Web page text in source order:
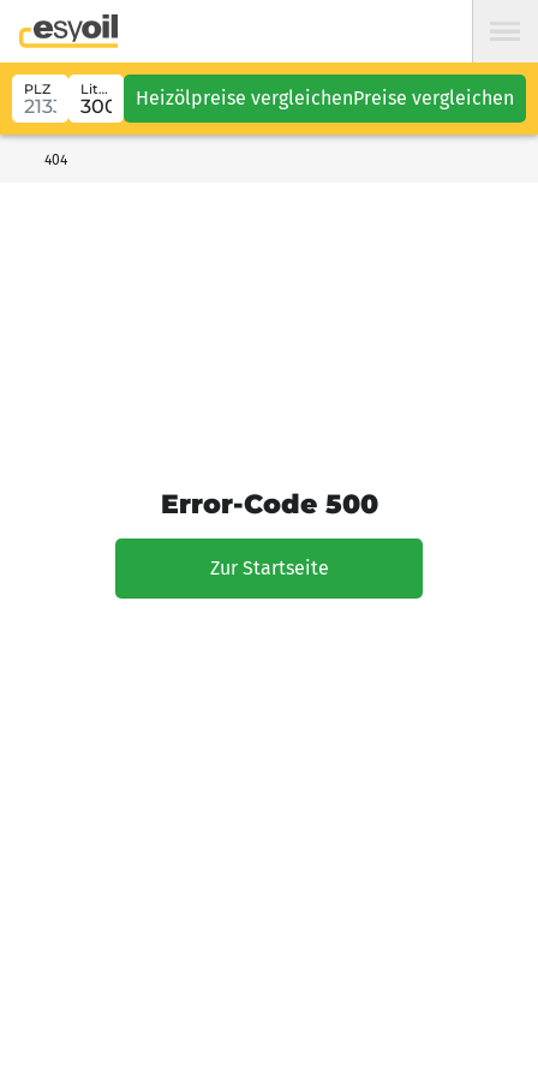
PLZ Liter Heizölpreise vergleichenPreise vergleichen
404
Error-Code 500
Zur Startseite